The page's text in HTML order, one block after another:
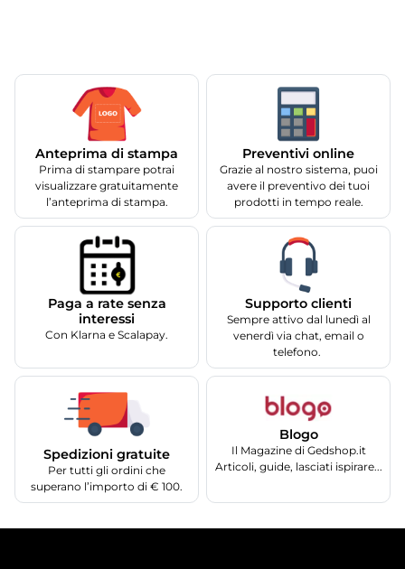
Anteprima di stampa
Prima di stampare potrai
visualizzare gratuitamente
l’anteprima di stampa.
Preventivi online
Grazie al nostro sistema, puoi
avere il preventivo dei tuoi
prodotti in tempo reale.
Paga a rate senza
interessi
Con Klarna e Scalapay.
Supporto clienti
Sempre attivo dal lunedì al
venerdì via chat, email o
telefono.
Spedizioni gratuite
Per tutti gli ordini che
superano l’importo di € 100.
Blogo
Il Magazine di Gedshop.it
Articoli, guide, lasciati ispirare...